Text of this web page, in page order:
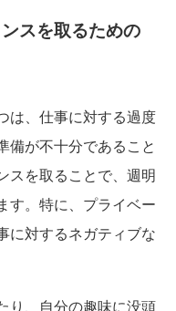
スを取るための
は、仕事に対する過度
備が不十分であること
スを取ることで、週明
す。特に、プライベー
に対するネガティブな
り、自分の趣味に没頭